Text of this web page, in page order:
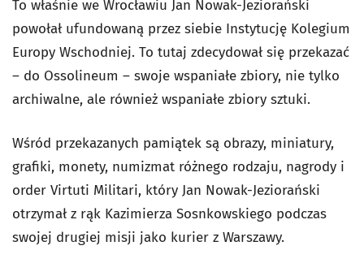
To właśnie we Wrocławiu Jan Nowak-Jeziorański
powołał ufundowaną przez siebie Instytucję Kolegium
Europy Wschodniej. To tutaj zdecydował się przekazać
– do Ossolineum – swoje wspaniałe zbiory, nie tylko
archiwalne, ale również wspaniałe zbiory sztuki.
Wśród przekazanych pamiątek są obrazy, miniatury,
grafiki, monety, numizmat różnego rodzaju, nagrody i
order Virtuti Militari, który Jan Nowak-Jeziorański
otrzymał z rąk Kazimierza Sosnkowskiego podczas
swojej drugiej misji jako kurier z Warszawy.